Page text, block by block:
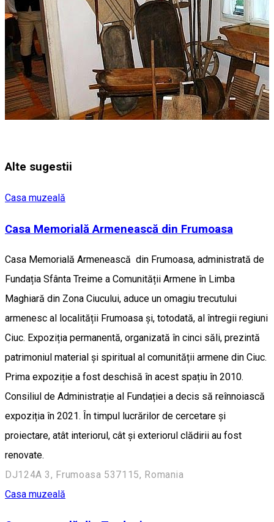
Alte sugestii
Casa muzeală
Casa Memorială Armenească din Frumoasa
Casa Memorială Armenească din Frumoasa, administrată de
Fundația Sfânta Treime a Comunității Armene în Limba
Maghiară din Zona Ciucului, aduce un omagiu trecutului
armenesc al localității Frumoasa și, totodată, al întregii regiuni
Ciuc. Expoziția permanentă, organizată în cinci săli, prezintă
patrimoniul material și spiritual al comunității armene din Ciuc.
Prima expoziție a fost deschisă în acest spațiu în 2010.
Consiliul de Administrație al Fundației a decis să reînnoiască
expoziția în 2021. În timpul lucrărilor de cercetare și
proiectare, atât interiorul, cât și exteriorul clădirii au fost
renovate.
DJ124A 3, Frumoasa 537115, Romania
Casa muzeală